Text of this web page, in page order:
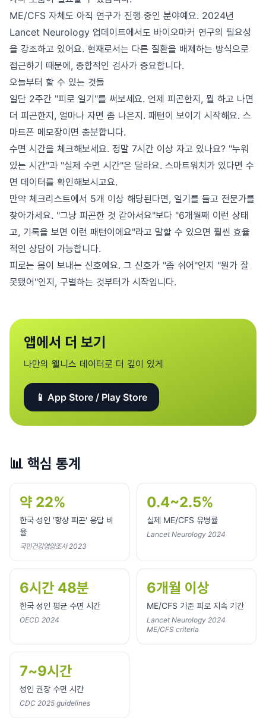
ME/CFS 자체도 아직 연구가 진행 중인 분야예요. 2024년
Lancet Neurology 업데이트에서도 바이오마커 연구의 필요성
을 강조하고 있어요. 현재로서는 다른 질환을 배제하는 방식으로
접근하기 때문에, 종합적인 검사가 중요합니다.
오늘부터 할 수 있는 것들
일단 2주간 "피로 일기"를 써보세요. 언제 피곤한지, 뭘 하고 나면
더 피곤한지, 얼마나 자면 좀 나은지. 패턴이 보이기 시작해요. 스
마트폰 메모장이면 충분합니다.
수면 시간을 체크해보세요. 정말 7시간 이상 자고 있나요? "누워
있는 시간"과 "실제 수면 시간"은 달라요. 스마트워치가 있다면 수
면 데이터를 확인해보시고요.
만약 체크리스트에서 5개 이상 해당된다면, 일기를 들고 전문가를
찾아가세요. "그냥 피곤한 것 같아서요"보다 "6개월째 이런 상태
고, 기록을 보면 이런 패턴이에요"라고 말할 수 있으면 훨씬 효율
적인 상담이 가능합니다.
피로는 몸이 보내는 신호예요. 그 신호가 "좀 쉬어"인지 "뭔가 잘
못됐어"인지, 구별하는 것부터가 시작입니다.
앱에서 더 보기
나만의 웰니스 데이터로 더 깊이 있게
📱 App Store / Play Store
📊 핵심 통계
약 22%
한국 성인 '항상 피곤' 응답 비
율
국민건강영양조사 2023
0.4~2.5%
실제 ME/CFS 유병률
Lancet Neurology 2024
6시간 48분
한국 성인 평균 수면 시간
OECD 2024
6개월 이상
ME/CFS 기준 피로 지속 기간
Lancet Neurology 2024
ME/CFS criteria
7~9시간
성인 권장 수면 시간
CDC 2025 guidelines